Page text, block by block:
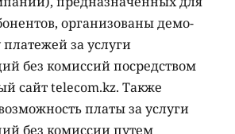
организованы демо-
за услуги
без комиссий посредством
сайт telecom.kz. Также
платы за услуги
без комиссии путем